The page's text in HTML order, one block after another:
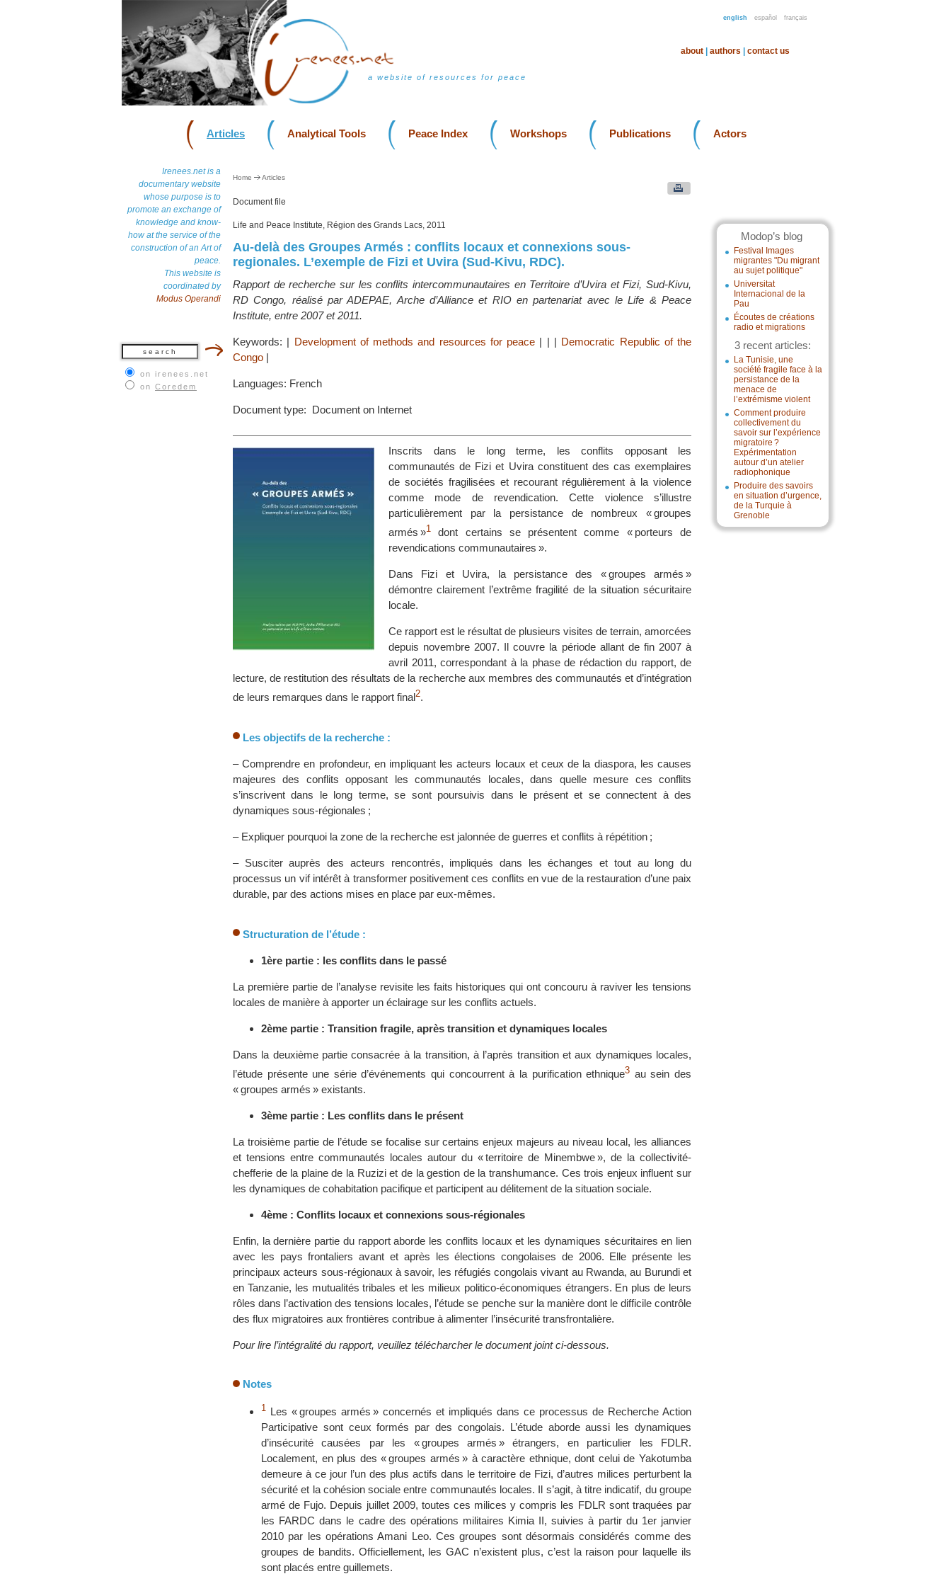
english español français
a website of resources for peace
about authors contact us
Articles Analytical Tools Peace Index Workshops Publications Actors
Irenees.net is a
documentary website
whose purpose is to
promote an exchange of
knowledge and know-
how at the service of the
construction of an Art of
peace.
This website is
coordinated by
Modus Operandi
on irenees.net
on Coredem
Modop’s blog
Festival Images
migrantes "Du migrant
au sujet politique"
Universitat
Internacional de la
Pau
Écoutes de créations
radio et migrations
3 recent articles:
La Tunisie, une
société fragile face à la
persistance de la
menace de
l’extrémisme violent
Comment produire
collectivement du
savoir sur l’expérience
migratoire ?
Expérimentation
autour d’un atelier
radiophonique
Produire des savoirs
en situation d’urgence,
de la Turquie à
Grenoble
Home Articles
Document file
Life and Peace Institute, Région des Grands Lacs, 2011
Au-delà des Groupes Armés : conflits locaux et connexions sous-
regionales. L’exemple de Fizi et Uvira (Sud-Kivu, RDC).
Rapport de recherche sur les conflits intercommunautaires en Territoire d’Uvira et Fizi, Sud-Kivu,
RD Congo, réalisé par ADEPAE, Arche d’Alliance et RIO en partenariat avec le Life & Peace
Institute, entre 2007 et 2011.
Keywords: | Development of methods and resources for peace | | | Democratic Republic of the
Congo |
Languages: French
Document type: Document on Internet
Inscrits dans le long terme, les conflits opposant les
communautés de Fizi et Uvira constituent des cas exemplaires
de sociétés fragilisées et recourant régulièrement à la violence
comme mode de revendication. Cette violence s’illustre
particulièrement par la persistance de nombreux « groupes
armés »1
dont certains se présentent comme « porteurs de
revendications communautaires ».
Dans Fizi et Uvira, la persistance des « groupes armés »
démontre clairement l’extrême fragilité de la situation sécuritaire
locale.
Ce rapport est le résultat de plusieurs visites de terrain, amorcées
depuis novembre 2007. Il couvre la période allant de fin 2007 à
avril 2011, correspondant à la phase de rédaction du rapport, de
lecture, de restitution des résultats de la recherche aux membres des communautés et d’intégration
de leurs remarques dans le rapport final2.
Les objectifs de la recherche :
– Comprendre en profondeur, en impliquant les acteurs locaux et ceux de la diaspora, les causes
majeures des conflits opposant les communautés locales, dans quelle mesure ces conflits
s’inscrivent dans le long terme, se sont poursuivis dans le présent et se connectent à des
dynamiques sous-régionales ;
– Expliquer pourquoi la zone de la recherche est jalonnée de guerres et conflits à répétition ;
– Susciter auprès des acteurs rencontrés, impliqués dans les échanges et tout au long du
processus un vif intérêt à transformer positivement ces conflits en vue de la restauration d’une paix
durable, par des actions mises en place par eux-mêmes.
Structuration de l’étude :
1ère partie : les conflits dans le passé
La première partie de l’analyse revisite les faits historiques qui ont concouru à raviver les tensions
locales de manière à apporter un éclairage sur les conflits actuels.
2ème partie : Transition fragile, après transition et dynamiques locales
Dans la deuxième partie consacrée à la transition, à l’après transition et aux dynamiques locales,
l’étude présente une série d’événements qui concourrent à la purification ethnique3 au sein des
« groupes armés » existants.
3ème partie : Les conflits dans le présent
La troisième partie de l’étude se focalise sur certains enjeux majeurs au niveau local, les alliances
et tensions entre communautés locales autour du « territoire de Minembwe », de la collectivité-
chefferie de la plaine de la Ruzizi et de la gestion de la transhumance. Ces trois enjeux influent sur
les dynamiques de cohabitation pacifique et participent au délitement de la situation sociale.
4ème : Conflits locaux et connexions sous-régionales
Enfin, la dernière partie du rapport aborde les conflits locaux et les dynamiques sécuritaires en lien
avec les pays frontaliers avant et après les élections congolaises de 2006. Elle présente les
principaux acteurs sous-régionaux à savoir, les réfugiés congolais vivant au Rwanda, au Burundi et
en Tanzanie, les mutualités tribales et les milieux politico-économiques étrangers. En plus de leurs
rôles dans l’activation des tensions locales, l’étude se penche sur la manière dont le difficile contrôle
des flux migratoires aux frontières contribue à alimenter l’insécurité transfrontalière.
Pour lire l’intégralité du rapport, veuillez télécharcher le document joint ci-dessous.
Notes
1 Les « groupes armés » concernés et impliqués dans ce processus de Recherche Action
Participative sont ceux formés par des congolais. L’étude aborde aussi les dynamiques
d’insécurité causées par les « groupes armés » étrangers, en particulier les FDLR.
Localement, en plus des « groupes armés » à caractère ethnique, dont celui de Yakotumba
demeure à ce jour l’un des plus actifs dans le territoire de Fizi, d’autres milices perturbent la
sécurité et la cohésion sociale entre communautés locales. Il s’agit, à titre indicatif, du groupe
armé de Fujo. Depuis juillet 2009, toutes ces milices y compris les FDLR sont traquées par
les FARDC dans le cadre des opérations militaires Kimia II, suivies à partir du 1er janvier
2010 par les opérations Amani Leo. Ces groupes sont désormais considérés comme des
groupes de bandits. Officiellement, les GAC n’existent plus, c’est la raison pour laquelle ils
sont placés entre guillemets.